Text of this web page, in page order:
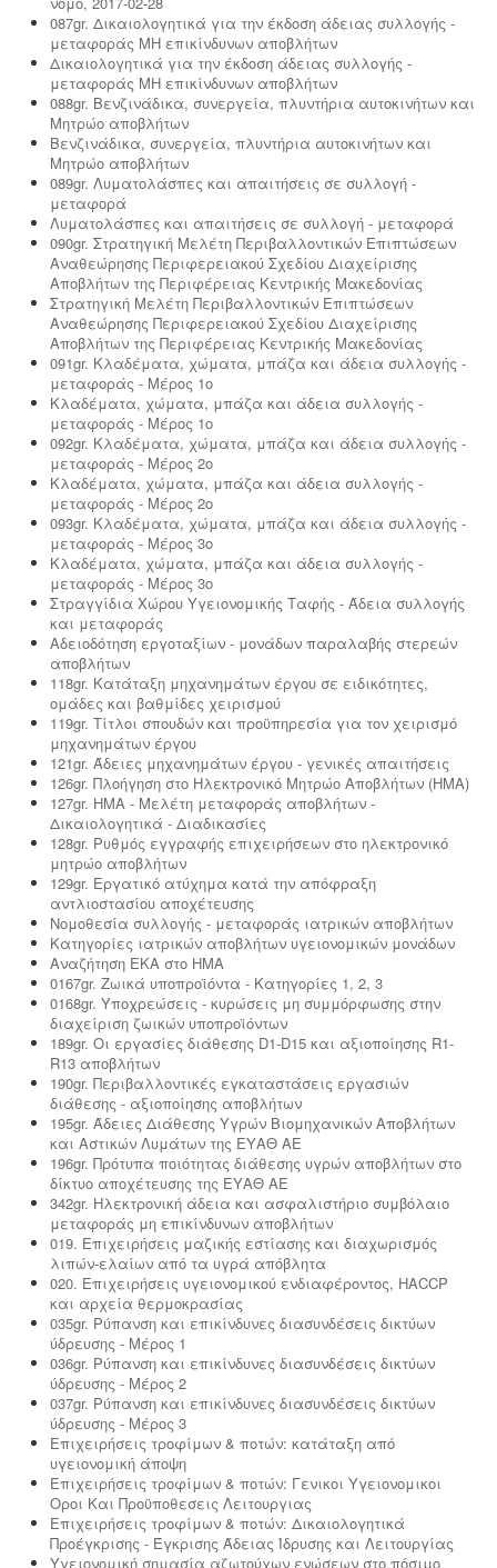
087gr. Δικαιολογητικά για την έκδοση άδειας συλλογής -
μεταφοράς ΜΗ επικίνδυνων αποβλήτων
Δικαιολογητικά για την έκδοση άδειας συλλογής -
μεταφοράς ΜΗ επικίνδυνων αποβλήτων
088gr. Βενζινάδικα, συνεργεία, πλυντήρια αυτοκινήτων και
Μητρώο αποβλήτων
Βενζινάδικα, συνεργεία, πλυντήρια αυτοκινήτων και
Μητρώο αποβλήτων
089gr. Λυματολάσπες και απαιτήσεις σε συλλογή -
μεταφορά
Λυματολάσπες και απαιτήσεις σε συλλογή - μεταφορά
090gr. Στρατηγική Μελέτη Περιβαλλοντικών Επιπτώσεων
Αναθεώρησης Περιφερειακού Σχεδίου Διαχείρισης
Αποβλήτων της Περιφέρειας Κεντρικής Μακεδονίας
Στρατηγική Μελέτη Περιβαλλοντικών Επιπτώσεων
Αναθεώρησης Περιφερειακού Σχεδίου Διαχείρισης
Αποβλήτων της Περιφέρειας Κεντρικής Μακεδονίας
091gr. Κλαδέματα, χώματα, μπάζα και άδεια συλλογής -
μεταφοράς - Μέρος 1ο
Κλαδέματα, χώματα, μπάζα και άδεια συλλογής -
μεταφοράς - Μέρος 1ο
092gr. Κλαδέματα, χώματα, μπάζα και άδεια συλλογής -
μεταφοράς - Μέρος 2ο
Κλαδέματα, χώματα, μπάζα και άδεια συλλογής -
μεταφοράς - Μέρος 2ο
093gr. Κλαδέματα, χώματα, μπάζα και άδεια συλλογής -
μεταφοράς - Μέρος 3ο
Κλαδέματα, χώματα, μπάζα και άδεια συλλογής -
μεταφοράς - Μέρος 3ο
Στραγγίδια Χώρου Υγειονομικής Ταφής - Άδεια συλλογής
και μεταφοράς
Αδειοδότηση εργοταξίων - μονάδων παραλαβής στερεών
αποβλήτων
118gr. Κατάταξη μηχανημάτων έργου σε ειδικότητες,
ομάδες και βαθμίδες χειρισμού
119gr. Τίτλοι σπουδών και προϋπηρεσία για τον χειρισμό
μηχανημάτων έργου
121gr. Άδειες μηχανημάτων έργου - γενικές απαιτήσεις
126gr. Πλοήγηση στο Ηλεκτρονικό Μητρώο Αποβλήτων (ΗΜΑ)
127gr. ΗΜΑ - Μελέτη μεταφοράς αποβλήτων -
Δικαιολογητικά - Διαδικασίες
128gr. Ρυθμός εγγραφής επιχειρήσεων στο ηλεκτρονικό
μητρώο αποβλήτων
129gr. Εργατικό ατύχημα κατά την απόφραξη
αντλιοστασίου αποχέτευσης
Νομοθεσία συλλογής - μεταφοράς ιατρικών αποβλήτων
Κατηγορίες ιατρικών αποβλήτων υγειονομικών μονάδων
Αναζήτηση ΕΚΑ στο ΗΜΑ
0167gr. Ζωικά υποπροϊόντα - Κατηγορίες 1, 2, 3
0168gr. Υποχρεώσεις - κυρώσεις μη συμμόρφωσης στην
διαχείριση ζωικών υποπροϊόντων
189gr. Οι εργασίες διάθεσης D1-D15 και αξιοποίησης R1-
R13 αποβλήτων
190gr. Περιβαλλοντικές εγκαταστάσεις εργασιών
διάθεσης - αξιοποίησης αποβλήτων
195gr. Άδειες Διάθεσης Υγρών Βιομηχανικών Αποβλήτων
και Αστικών Λυμάτων της ΕΥΑΘ ΑΕ
196gr. Πρότυπα ποιότητας διάθεσης υγρών αποβλήτων στο
δίκτυο αποχέτευσης της ΕΥΑΘ ΑΕ
342gr. Ηλεκτρονική άδεια και ασφαλιστήριο συμβόλαιο
μεταφοράς μη επικίνδυνων αποβλήτων
019. Επιχειρήσεις μαζικής εστίασης και διαχωρισμός
λιπών-ελαίων από τα υγρά απόβλητα
020. Επιχειρήσεις υγειονομικού ενδιαφέροντος, HACCP
και αρχεία θερμοκρασίας
035gr. Ρύπανση και επικίνδυνες διασυνδέσεις δικτύων
ύδρευσης - Μέρος 1
036gr. Ρύπανση και επικίνδυνες διασυνδέσεις δικτύων
ύδρευσης - Μέρος 2
037gr. Ρύπανση και επικίνδυνες διασυνδέσεις δικτύων
ύδρευσης - Μέρος 3
Επιχειρήσεις τροφίμων & ποτών: κατάταξη από
υγειονομική άποψη
Επιχειρήσεις τροφίμων & ποτών: Γενικοι Υγειονομικοι
Οροι Και Προϋποθεσεις Λειτουργιας
Επιχειρήσεις τροφίμων & ποτών: Δικαιολογητικά
Προέγκρισης - Έγκρισης Άδειας Ίδρυσης και Λειτουργίας
Υγειονομική σημασία αζωτούχων ενώσεων στο πόσιμο